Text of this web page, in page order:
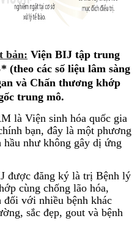
bản: Viện BIJ tập trung
các số liệu lâm sàng
và Chấn thương khớp
trung mô.
là Viện sinh hóa quốc gia
bạn, đây là một phương
hầu như không gây dị ứng
được đăng ký là trị Bệnh lý
cùng chống lão hóa,
đối với nhiều bệnh khác
sắc đẹp, gout và bệnh